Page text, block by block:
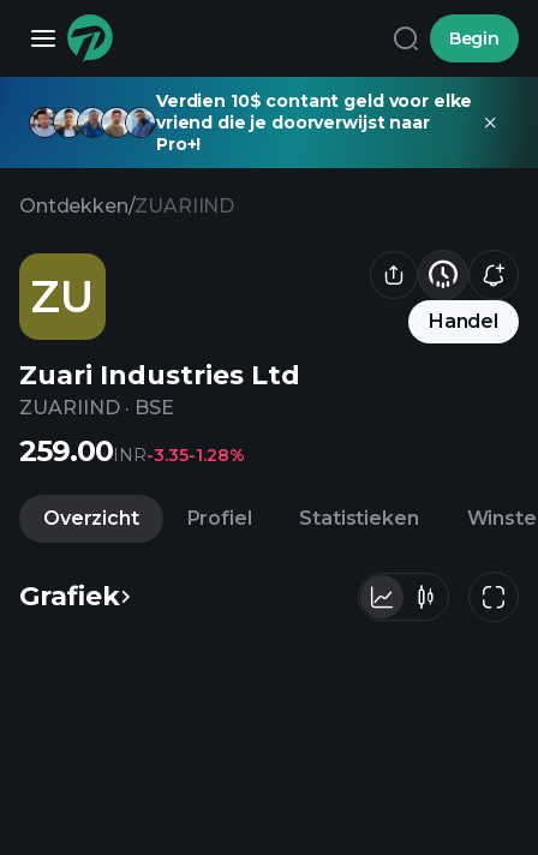
Begin
Verdien 10$ contant geld voor elke
vriend die je doorverwijst naar
Pro+!
Ontdekken/ZUARIIND
ZU Handel
Zuari Industries Ltd
ZUARIIND · BSE
259.00INR-3.35-1.28%
Overzicht Profiel Statistieken
Grafiek